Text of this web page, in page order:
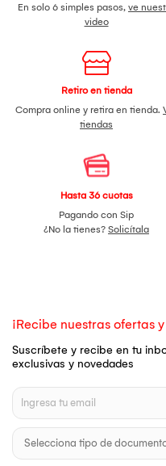
En solo 6 simples pasos, ve
video
Retiro en tienda
Compra online y retira en tienda.
tiendas
Hasta 36 cuotas
Pagando con Sip
¿No la tienes? Solicítala
¡Recibe nuestras ofertas
Suscríbete y recibe en tu
exclusivas y novedades